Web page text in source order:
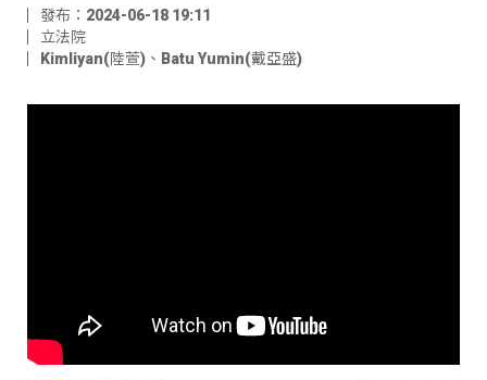
發布：2024-06-18 19:11
立法院
Kimliyan(陸萱) 、 Batu Yumin(戴亞盛)